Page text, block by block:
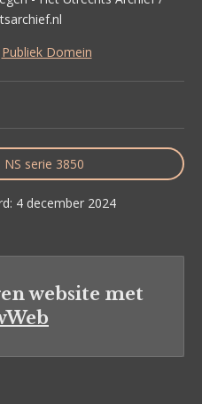
Publiek Domein
serie 3850
4 december 2024
website met